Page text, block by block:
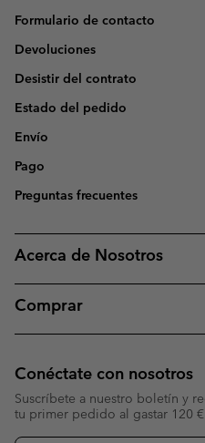
Formulario de contacto
Devoluciones
Desistir del contrato
Estado del pedido
Envío
Pago
Preguntas frecuentes
Acerca de Nosotros
Comprar
Conéctate con nosotros
Suscríbete a nuestro boletín y
tu primer pedido al gastar 120